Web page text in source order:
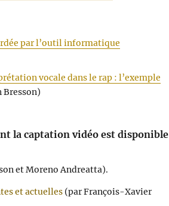
par l’outil informatique
vocale dans le rap : l’exemple
Bresson)
la captation vidéo est disponible
et Moreno Andreatta).
et actuelles(par François-Xavier